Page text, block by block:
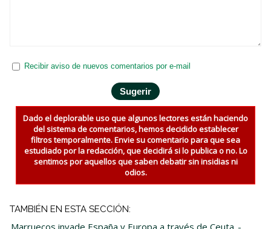
Recibir aviso de nuevos comentarios por e-mail
Dado el deplorable uso que algunos lectores están haciendo
del sistema de comentarios, hemos decidido establecer
filtros temporalmente. Envie su comentario para que sea
estudiado por la redacción, que decidirá si lo publica o no. Lo
sentimos por aquellos que saben debatir sin insidias ni
odios.
TAMBIÉN EN ESTA SECCIÓN:
Marruecos invade España y Europa a través de Ceuta -